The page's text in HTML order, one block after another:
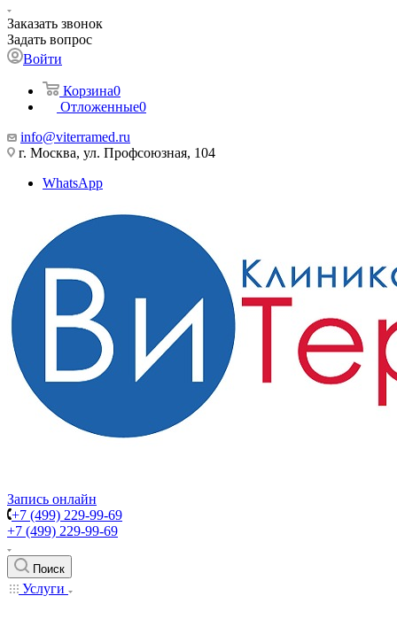
Заказать звонок
Задать вопрос
Войти
Корзина0
Отложенные0
info@viterramed.ru
г. Москва, ул. Профсоюзная, 104
WhatsApp
Запись онлайн
+7 (499) 229-99-69
+7 (499) 229-99-69
Поиск
Услуги